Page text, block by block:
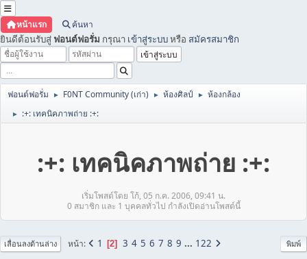
หน้าแรก ค้นหา
ยินดีต้อนรับสู่ ฟอนต์ฟอรั่ม กรุณา เข้าสู่ระบบหรือ สมัครสมาชิก
ฟอนต์ฟอรั่ม ► F0NT Community (เก่า) ► ห้องศิลป์ ► ห้องกล้อง
► :+: เทคนิคภาพถ่าย :+:
:+: เทคนิคภาพถ่าย :+:
เริ่มโพสต์โดย โก้, 05 ก.ค. 2006, 09:41 น.
0 สมาชิก และ 1 บุคคลทั่วไป กำลังเปิดอ่านโพสต์นี้
พิมพ์
เลื่อนลงด้านล่าง หน้า 1 2 3 4 5 6 7 8 9 ... 122